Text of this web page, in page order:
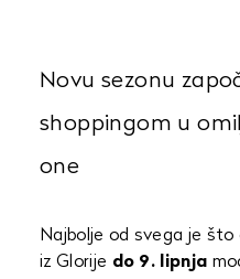
Novu sezonu
shoppingom u
one
Najbolje od svega je što
iz Glorije do 9. lipnja